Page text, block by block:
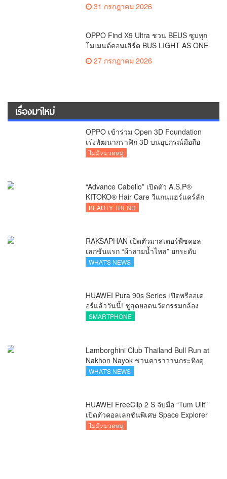
ล่าสุด31 กรกฎาคม 2026
OPPO Find X9 Ultra ชวน BEUS ซูมทุก
โมเมนต์คอนเสิร์ต BUS LIGHT AS ONE
เก็บภาพคมชัดทุกระยะ
27 กรกฎาคม 2026
เรื่องมาใหม่
OPPO เข้าร่วม Open 3D Foundation
เร่งพัฒนากราฟิก 3D บนอุปกรณ์มือถือ
ไม่มีหมวดหมู่
“Advance Cabello” เปิดตัว A.S.P®
KITOKO® Hair Care วีแกนแฮร์แคร์ลัก
ชัวรีจากอังกฤษ ยกระดับการดูแลเส้นผม
BEAUTY TREND
RAKSAPHAN เปิดตัวมาสเตอร์พีซคอล
เลกชันแรก “ผ้าลายน้ำไหล” ยกระดับ
ภูมิปัญญาท้องถิ่นสู่งานศิลป์ระดับสากล
WHAT'S NEWS
HUAWEI Pura 90s Series เปิดพรีออเด
อร์แล้ววันนี้! ชูสุดยอดนวัตกรรมกล้อง
พร้อม AI อัจฉริยะและ 5G Advanced
SMARTPHONE
Lamborghini Club Thailand Bull Run at
Nakhon Nayok ชวนคาราวานกระทิงดุ
สัมผัสธรรมชาติเมืองรอง ณ นครนายก
WHAT'S NEWS
HUAWEI FreeClip 2 S จับมือ “Tum Ulit”
เปิดตัวคอลเลกชันพิเศษ Space Explorer
ถ่ายทอดศิลปะบนเคสหูฟัง
ไม่มีหมวดหมู่